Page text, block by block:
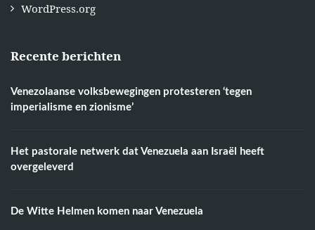
WordPress.org
Recente berichten
Venezolaanse volksbewegingen protesteren ‘tegen
imperialisme en zionisme’
Het pastorale netwerk dat Venezuela aan Israël heeft
overgeleverd
De Witte Helmen komen naar Venezuela